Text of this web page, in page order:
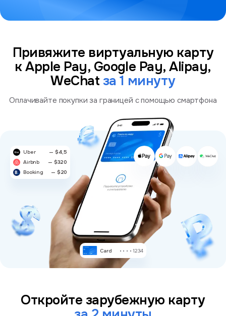
Привяжите виртуальную карту
к Apple Pay, Google Pay, Alipay,
WeChat за 1 минуту
Оплачивайте покупки за границей с помощью смартфона
Uber
— $4,5
Airbnb
— $320
Booking
— $20
Card
Откройте зарубежную карту